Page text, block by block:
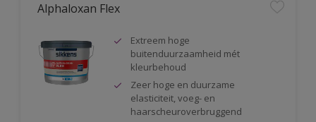
Alphaloxan Flex
Extreem hoge
buitenduurzaamheid mét
kleurbehoud
Zeer hoge en duurzame
elasticiteit, voeg- en
haarscheuroverbruggend